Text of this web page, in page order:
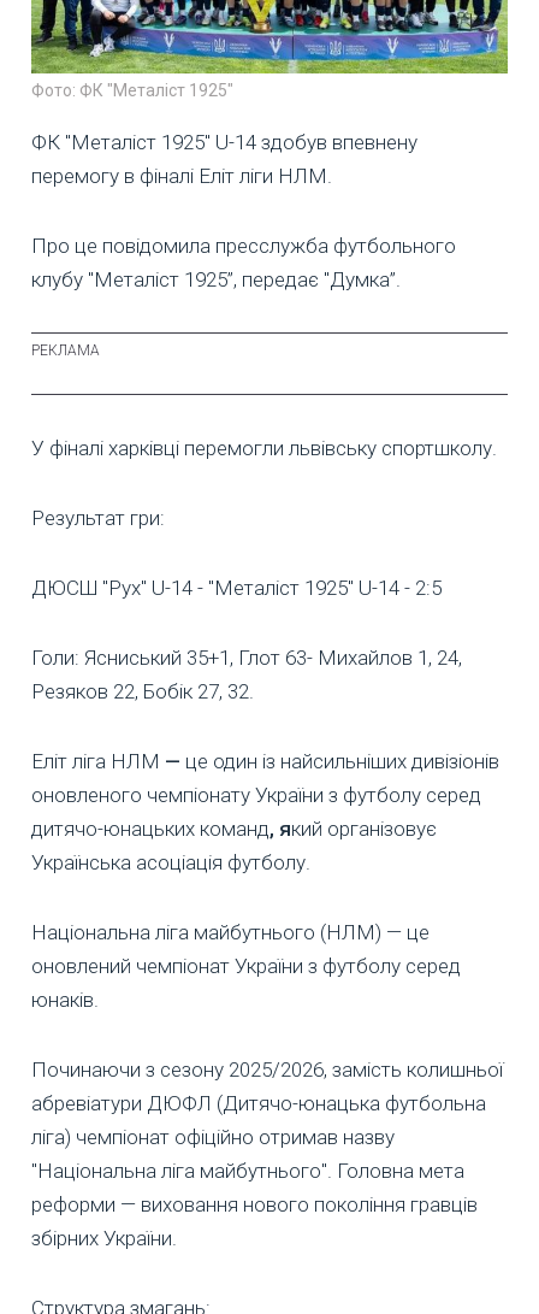
Фото: ФК "Металіст 1925"
ФК "Металіст 1925" U-14 здобув впевнену
перемогу в фіналі Еліт ліги НЛМ.
Про це повідомила пресслужба футбольного
клубу "Металіст 1925”, передає "Думка”.
У фіналі харківці перемогли львівську спортшколу.
Результат гри:
ДЮСШ "Рух" U-14 - "Металіст 1925" U-14 - 2:5
Голи: Ясниський 35+1, Глот 63- Михайлов 1, 24,
Резяков 22, Бобік 27, 32.
Еліт ліга НЛМ — це один із найсильніших дивізіонів
оновленого чемпіонату України з футболу серед
дитячо-юнацьких команд, який організовує
Українська асоціація футболу.
Національна ліга майбутнього (НЛМ) — це
оновлений чемпіонат України з футболу серед
юнаків.
Починаючи з сезону 2025/2026, замість колишньої
абревіатури ДЮФЛ (Дитячо-юнацька футбольна
ліга) чемпіонат офіційно отримав назву
"Національна ліга майбутнього". Головна мета
реформи — виховання нового покоління гравців
збірних України.
Структура змагань: